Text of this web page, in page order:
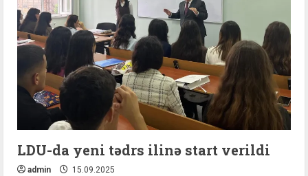
LDU-da yeni tədrs ilinə start verildi
admin 15.09.2025